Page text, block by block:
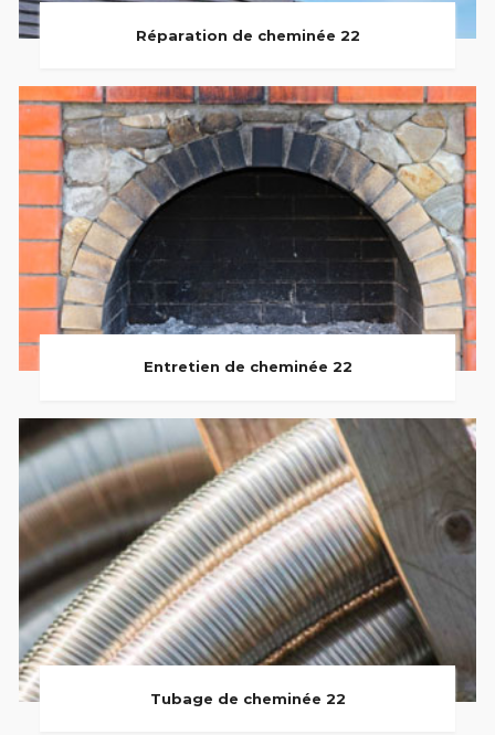
Réparation de cheminée 22
Entretien de cheminée 22
Tubage de cheminée 22